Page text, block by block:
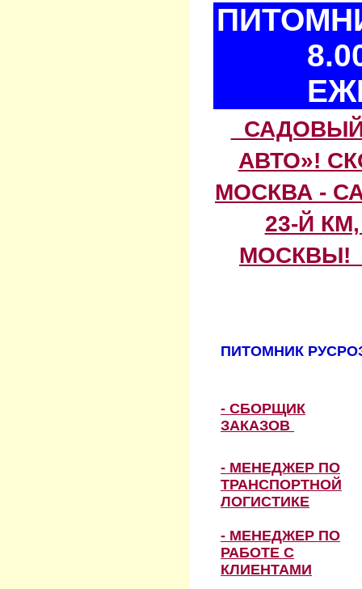
АВТО»!
МОСКВА -
23-Й
МОСКВЫ!
ПИТОМНИК
- СБОРЩИК
ЗАКАЗОВ
- МЕНЕДЖЕР ПО
ТРАНСПОРТНОЙ
ЛОГИСТИКЕ
- МЕНЕДЖЕР ПО
РАБОТЕ С
КЛИЕНТАМИ